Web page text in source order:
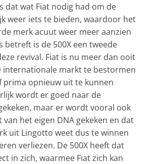
dat wat Fiat nodig had om de
weer iets te bieden, waardoor het
merk acuut weer meer aanzien
betreft is de 500X een tweede
revival. Fiat is nu meer dan ooit
internationale markt te bestormen
prima opnieuw uit te kunnen
wordt er goed naar de
maar er wordt vooral ook
van het eigen DNA gekeken en dat
uit Lingotto weet dus te winnen
verliezen. De 500X heeft dat
in zich, waarmee Fiat zich kan